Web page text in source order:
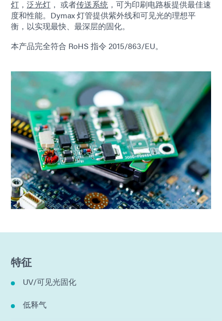
灯 ， 泛光灯 ， 或者传送系统 ，可为印刷电路板提供最佳速
度和性能。Dymax 灯管提供紫外线和可见光的理想平
衡，以实现最快、最深层的固化。
本产品完全符合 RoHS 指令 2015/863/EU。
特征
UV/可见光固化
低释气